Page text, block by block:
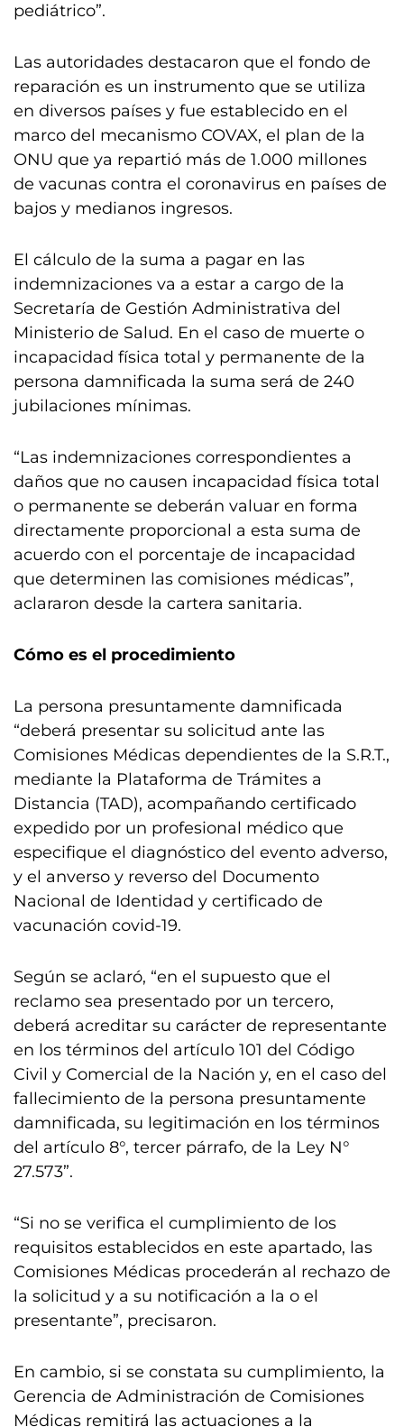
pediátrico”.
Las autoridades destacaron que el fondo de
reparación es un instrumento que se utiliza
en diversos países y fue establecido en el
marco del mecanismo COVAX, el plan de la
ONU que ya repartió más de 1.000 millones
de vacunas contra el coronavirus en países de
bajos y medianos ingresos.
El cálculo de la suma a pagar en las
indemnizaciones va a estar a cargo de la
Secretaría de Gestión Administrativa del
Ministerio de Salud. En el caso de muerte o
incapacidad física total y permanente de la
persona damnificada la suma será de 240
jubilaciones mínimas.
“Las indemnizaciones correspondientes a
daños que no causen incapacidad física total
o permanente se deberán valuar en forma
directamente proporcional a esta suma de
acuerdo con el porcentaje de incapacidad
que determinen las comisiones médicas”,
aclararon desde la cartera sanitaria.
Cómo es el procedimiento
La persona presuntamente damnificada
“deberá presentar su solicitud ante las
Comisiones Médicas dependientes de la S.R.T.,
mediante la Plataforma de Trámites a
Distancia (TAD), acompañando certificado
expedido por un profesional médico que
especifique el diagnóstico del evento adverso,
y el anverso y reverso del Documento
Nacional de Identidad y certificado de
vacunación covid-19.
Según se aclaró, “en el supuesto que el
reclamo sea presentado por un tercero,
deberá acreditar su carácter de representante
en los términos del artículo 101 del Código
Civil y Comercial de la Nación y, en el caso del
fallecimiento de la persona presuntamente
damnificada, su legitimación en los términos
del artículo 8°, tercer párrafo, de la Ley N°
27.573”.
“Si no se verifica el cumplimiento de los
requisitos establecidos en este apartado, las
Comisiones Médicas procederán al rechazo de
la solicitud y a su notificación a la o el
presentante”, precisaron.
En cambio, si se constata su cumplimiento, la
Gerencia de Administración de Comisiones
Médicas remitirá las actuaciones a la